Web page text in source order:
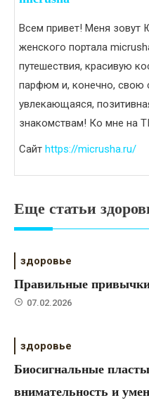
Всем привет! Меня зовут
женского портала
путешествия, красивую
парфюм и, конечно, свою
увлекающаяся,
знакомствам! Ко мне на
Сайт https://micrusha.ru/
Еще статьи
здоровье
Правильные привычки
07.02.2026
здоровье
Биосигнальные
внимательность и